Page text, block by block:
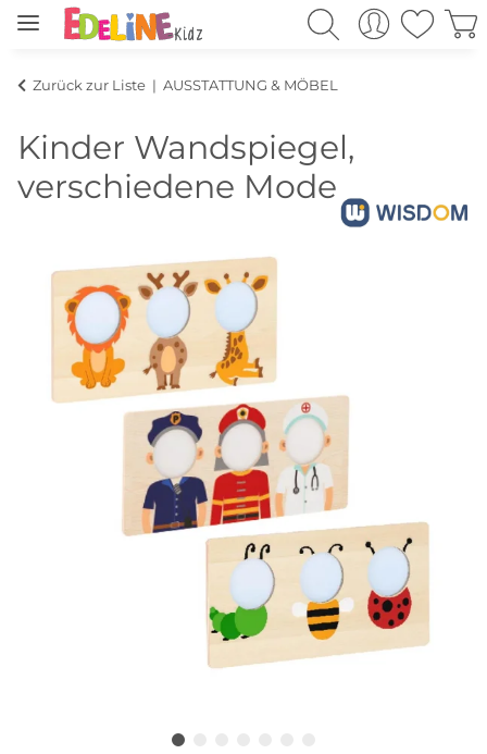
Zurück zur Liste AUSSTATTUNG & MÖBEL
Kinder Wandspiegel,
verschiedene Modelle